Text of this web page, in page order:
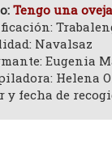
Tengo una
Navalsaz
Eugenia
Helena
y fecha de